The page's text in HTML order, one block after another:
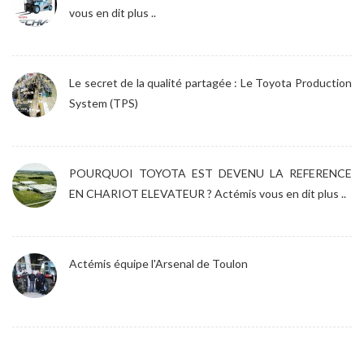
vous en dit plus ..
Le secret de la qualité partagée : Le Toyota Production
System (TPS)
POURQUOI TOYOTA EST DEVENU LA REFERENCE
EN CHARIOT ELEVATEUR ? Actémis vous en dit plus ..
Actémis équipe l'Arsenal de Toulon